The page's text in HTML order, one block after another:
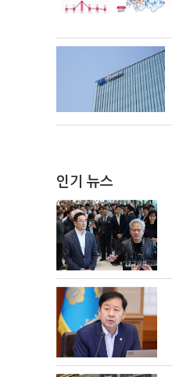
인기 뉴스